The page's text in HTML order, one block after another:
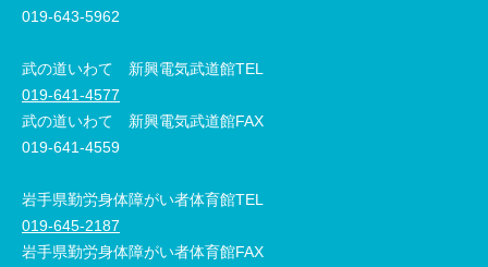
019-643-5962
武の道いわて 新興電気武道館TEL
019-641-4577
武の道いわて 新興電気武道館FAX
019-641-4559
岩手県勤労身体障がい者体育館TEL
019-645-2187
岩手県勤労身体障がい者体育館FAX